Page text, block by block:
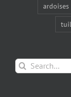
ardoises
Search
for: